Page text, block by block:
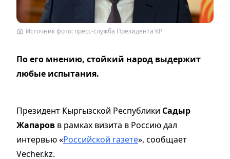
Источник фото: пресс-служба Президента КР
По его мнению, стойкий народ выдержит
любые испытания.
Президент Кыргызской Республики Садыр
Жапаров в рамках визита в Россию дал
интервью «Российской газете», сообщает
Vecher.kz.